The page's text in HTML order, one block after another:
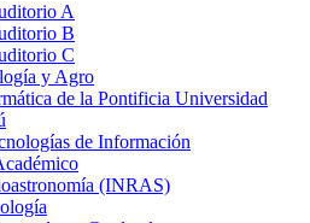
A
B
C
y Agro
de la Pontificia Universidad
de Información
(INRAS)